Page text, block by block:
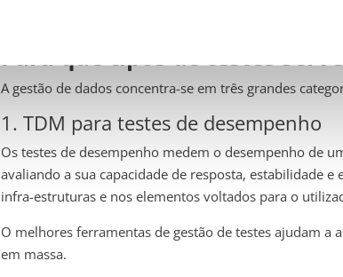
Para que tipos de testes
A gestão de dados concentra-se em três grandes
1. TDM para testes de desempenho
Os testes de desempenho medem o desempenho de
avaliando a sua capacidade de resposta, estabilidade
infra-estruturas e nos elementos voltados para o
O melhores ferramentas de gestão de testes ajudam a
em massa.